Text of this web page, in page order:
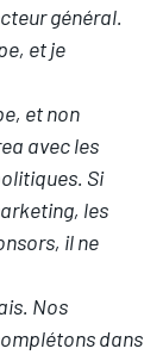
général.
et je
et non
avec les
Si
les
il ne
Nos
dans